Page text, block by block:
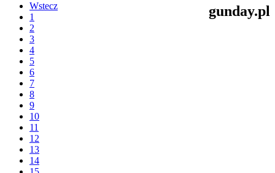
gunday.pl
Wstecz
1
2
3
4
5
6
7
8
9
10
11
12
13
14